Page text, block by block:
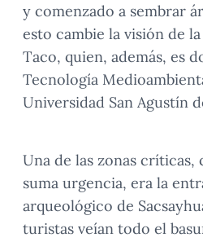
y comenzado a sembrar
esto cambie la visión de
Taco, quien, además, es
Tecnología
Universidad San Agustín
Una de las zonas críticas,
suma urgencia, era la
arqueológico de
turistas veían todo el